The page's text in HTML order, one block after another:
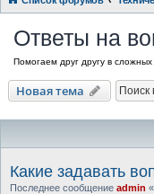
Ответы на
Помогаем друг другу в
Новая тема
Какие задавать
Последнее сообщение admin «